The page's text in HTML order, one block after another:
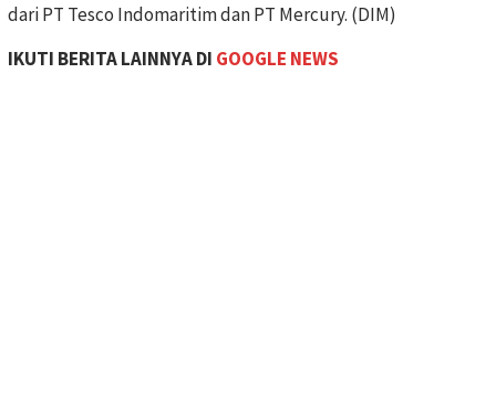
dari PT Tesco Indomaritim dan PT Mercury. (DIM)
IKUTI BERITA LAINNYA DI GOOGLE NEWS